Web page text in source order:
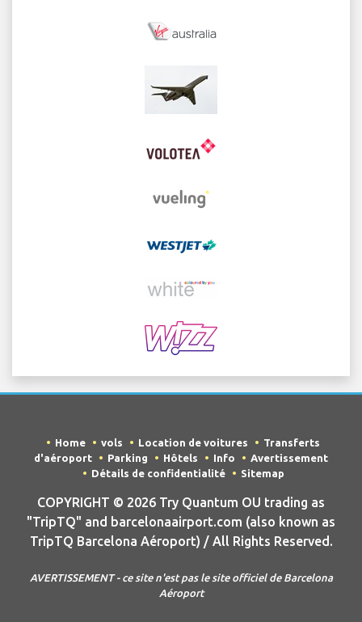
Home vols Location de voitures
Transferts
d'aéroport
Parking Hôtels Info
Avertissement
Détails de confidentialité
Sitemap
COPYRIGHT © 2026 Try Quantum OU trading as
"TripTQ" and barcelonaairport.com (also known as
TripTQ Barcelona Aéroport) / All Rights Reserved.
AVERTISSEMENT - ce site n'est pas le site officiel de Barcelona
Aéroport